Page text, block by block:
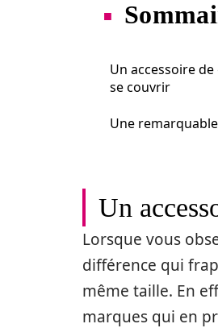
Un accessoire
se couvrir
Une
Un
Lorsque vous
différence qui
même taille. En
marques qui en